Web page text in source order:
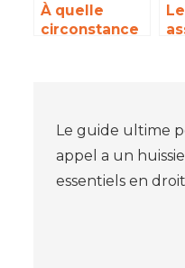
À quelle
circonstance
droit ?
de
Le guide ultime
appel a un
essentiels en